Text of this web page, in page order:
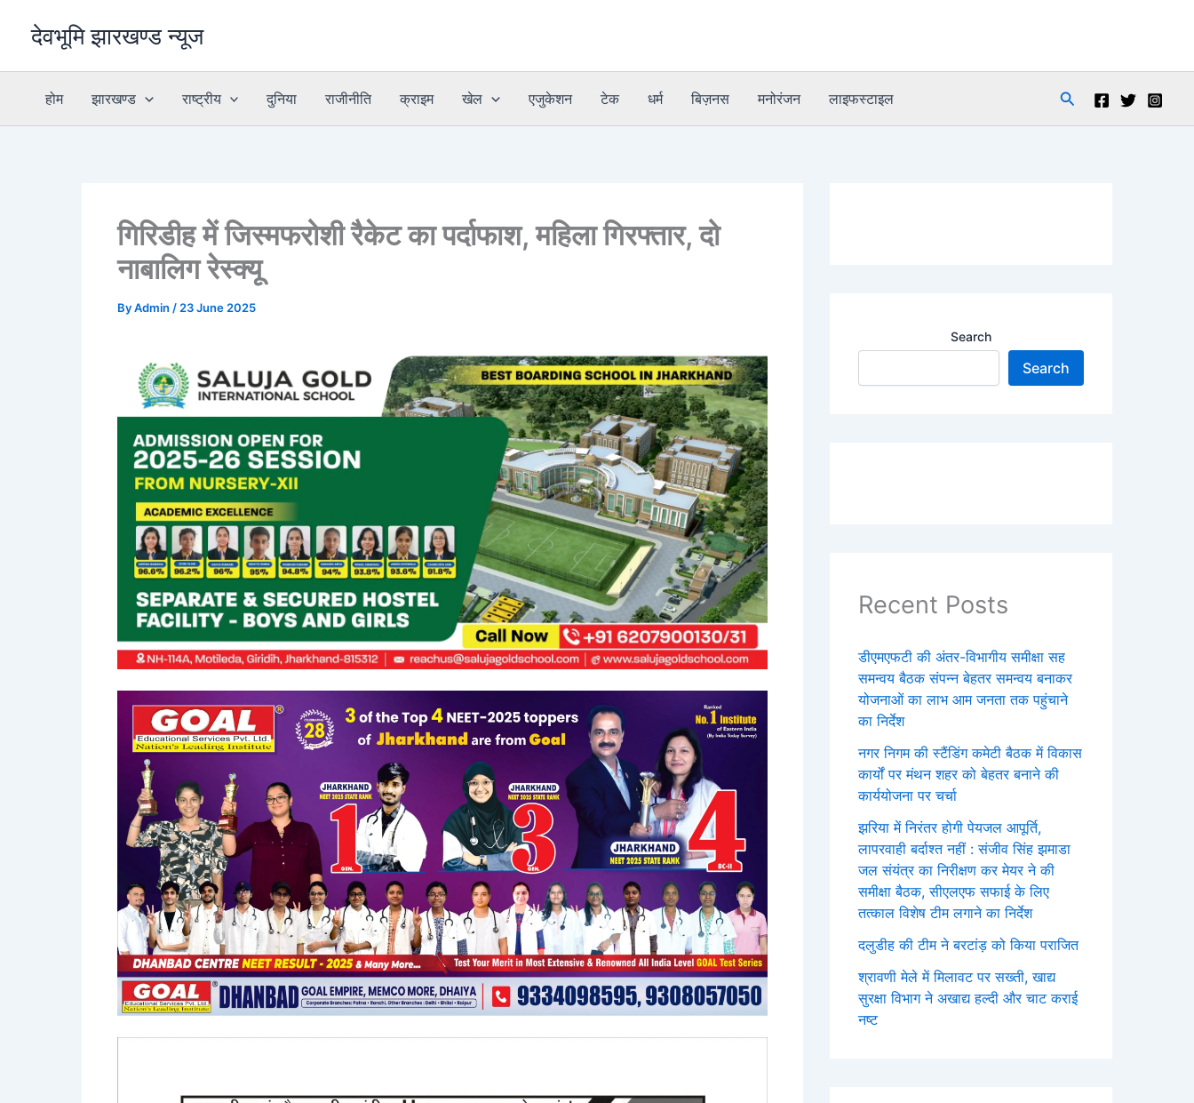
देवभूमि झारखण्ड न्यूज
होम झारखण्ड राष्ट्रीय दुनिया राजीनीति क्राइम खेल एजुकेशन टेक धर्म बिज़नस मनोरंजन लाइफस्टाइल Search
गिरिडीह में जिस्मफरोशी रैकेट का पर्दाफाश, महिला गिरफ्तार, दो
नाबालिग रेस्क्यू
ByAdmin / 23 June 2025
Search
Search
Recent Posts
डीएमएफटी की अंतर-विभागीय समीक्षा सह
समन्वय बैठक संपन्न बेहतर समन्वय बनाकर
योजनाओं का लाभ आम जनता तक पहुंचाने
का निर्देश
नगर निगम की स्टैंडिंग कमेटी बैठक में विकास
कार्यों पर मंथन शहर को बेहतर बनाने की
कार्ययोजना पर चर्चा
झरिया में निरंतर होगी पेयजल आपूर्ति,
लापरवाही बर्दाश्त नहीं : संजीव सिंह झमाडा
जल संयंत्र का निरीक्षण कर मेयर ने की
समीक्षा बैठक, सीएलएफ सफाई के लिए
तत्काल विशेष टीम लगाने का निर्देश
दलुडीह की टीम ने बरटांड़ को किया पराजित
श्रावणी मेले में मिलावट पर सख्ती, खाद्य
सुरक्षा विभाग ने अखाद्य हल्दी और चाट कराई
नष्ट